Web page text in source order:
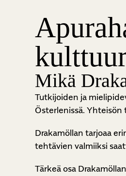
Mikä
Tutkijoiden ja
Österlenissä. Yhteisön
Drakamöllan tarjoaa
tehtävien valmiiksi
Tärkeä osa